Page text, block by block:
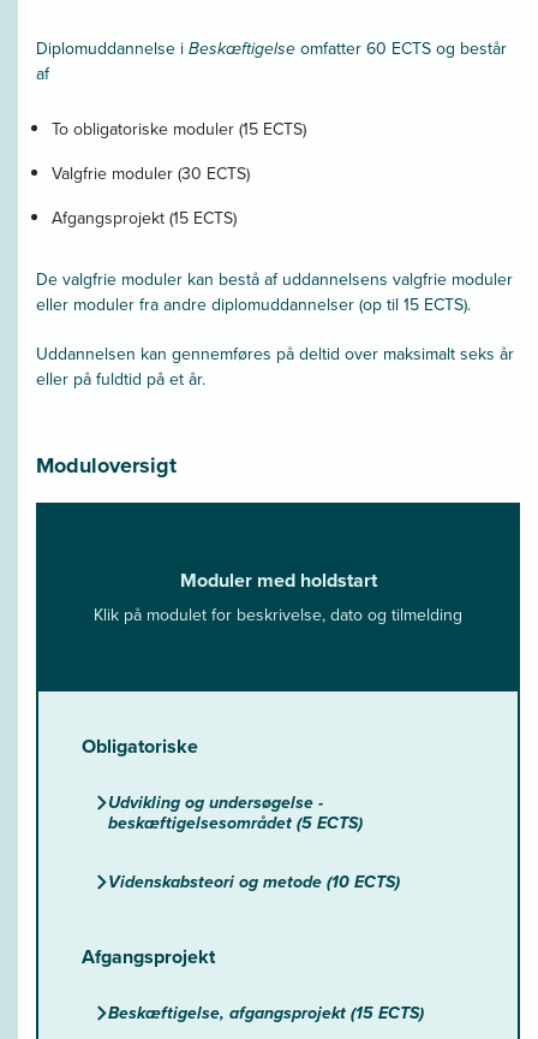
Diplomuddannelse iBeskæftigelseomfatter 60 ECTS og består
af
To obligatoriske moduler (15 ECTS)
Valgfrie moduler (30 ECTS)
Afgangsprojekt (15 ECTS)
De valgfrie moduler kan bestå af uddannelsens valgfrie moduler
eller moduler fra andre diplomuddannelser (op til 15 ECTS).
Uddannelsen kan gennemføres på deltid over maksimalt seks år
eller på fuldtid på et år.
Moduloversigt
Moduler med holdstart
Klik på modulet for beskrivelse, dato og tilmelding
Obligatoriske
Udvikling og undersøgelse -
beskæftigelsesområdet (5 ECTS)
Videnskabsteori og metode (10 ECTS)
Afgangsprojekt
Beskæftigelse, afgangsprojekt (15 ECTS)